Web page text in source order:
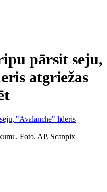
pārsit seju,
atgriežas
Foto. AP. Scanpix